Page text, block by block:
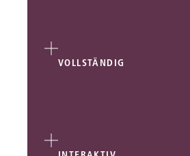
VOLLSTÄNDIG